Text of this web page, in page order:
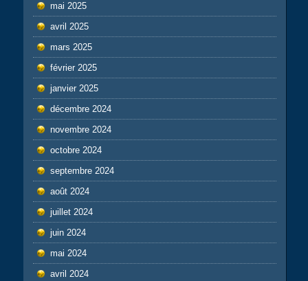
mai 2025
avril 2025
mars 2025
février 2025
janvier 2025
décembre 2024
novembre 2024
octobre 2024
septembre 2024
août 2024
juillet 2024
juin 2024
mai 2024
avril 2024